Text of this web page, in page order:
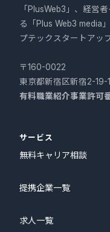
「PlusWeb3」、経営
る「Plus Web3 media
プテックスタートアッ
〒160-0022
東京都新宿区新宿2-19-
有料職業紹介事業許可
サービス
無料キャリア相談
提携企業一覧
求人一覧